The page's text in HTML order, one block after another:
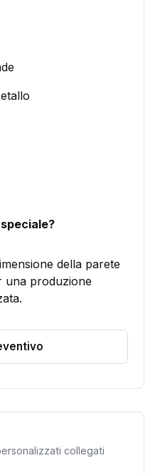
della parete
una produzione
collegati